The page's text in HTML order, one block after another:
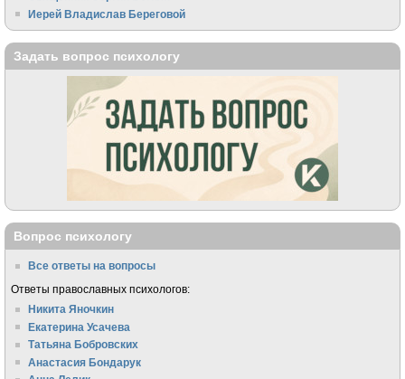
Иерей Владислав Береговой
Задать вопрос психологу
Вопрос психологу
Все ответы на вопросы
Ответы православных психологов:
Никита Яночкин
Екатерина Усачева
Татьяна Бобровских
Анастасия Бондарук